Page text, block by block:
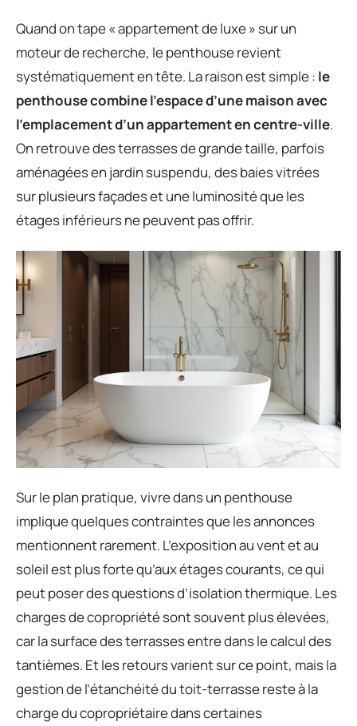
Quand on tape « appartement de luxe » sur un
moteur de recherche, le penthouse revient
systématiquement en tête. La raison est simple : le
penthouse combine l’espace d’une maison avec
l’emplacement d’un appartement en centre-ville.
On retrouve des terrasses de grande taille, parfois
aménagées en jardin suspendu, des baies vitrées
sur plusieurs façades et une luminosité que les
étages inférieurs ne peuvent pas offrir.
Sur le plan pratique, vivre dans un penthouse
implique quelques contraintes que les annonces
mentionnent rarement. L’exposition au vent et au
soleil est plus forte qu’aux étages courants, ce qui
peut poser des questions d’isolation thermique. Les
charges de copropriété sont souvent plus élevées,
car la surface des terrasses entre dans le calcul des
tantièmes. Et les retours varient sur ce point, mais la
gestion de l’étanchéité du toit-terrasse reste à la
charge du copropriétaire dans certaines